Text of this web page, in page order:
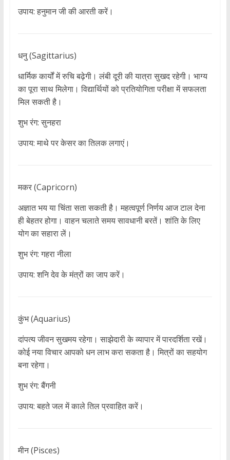
उपाय: हनुमान जी की आरती करें।
धनु (Sagittarius)
धार्मिक कार्यों में रुचि बढ़ेगी। लंबी दूरी की यात्रा सुखद रहेगी। भाग्य
का पूरा साथ मिलेगा। विद्यार्थियों को प्रतियोगिता परीक्षा में सफलता
मिल सकती है।
शुभ रंग: सुनहरा
उपाय: माथे पर केसर का तिलक लगाएं।
मकर (Capricorn)
अज्ञात भय या चिंता सता सकती है। महत्वपूर्ण निर्णय आज टाल देना
ही बेहतर होगा। वाहन चलाते समय सावधानी बरतें। शांति के लिए
योग का सहारा लें।
शुभ रंग: गहरा नीला
उपाय: शनि देव के मंत्रों का जाप करें।
कुंभ (Aquarius)
दांपत्य जीवन सुखमय रहेगा। साझेदारी के व्यापार में पारदर्शिता रखें।
कोई नया विचार आपको धन लाभ करा सकता है। मित्रों का सहयोग
बना रहेगा।
शुभ रंग: बैंगनी
उपाय: बहते जल में काले तिल प्रवाहित करें।
मीन (Pisces)